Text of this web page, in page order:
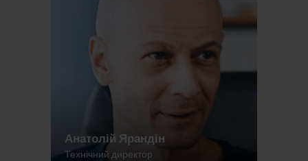
Анатолій Ярандін
Технічний директор